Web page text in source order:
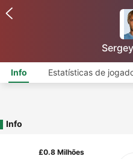
Info Estatísticas de
Info
£0.8 Milhões